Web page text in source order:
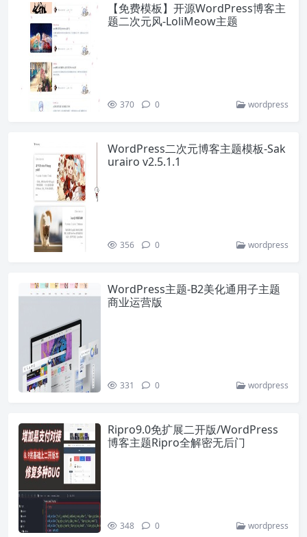
【免费模板】开源WordPress博客主
题二次元风-LoliMeow主题
370 0 wordpress
WordPress二次元博客主题模板-Sak
urairo v2.5.1.1
356 0 wordpress
WordPress主题-B2美化通用子主题
商业运营版
331 0 wordpress
Ripro9.0免扩展二开版/WordPress
博客主题Ripro全解密无后门
348 0 wordpress